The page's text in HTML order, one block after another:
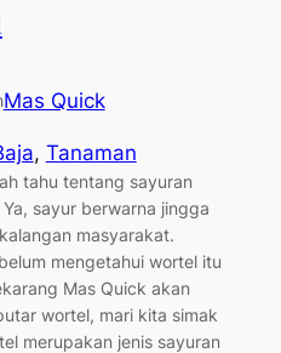
Mas Quick
, Tanaman
tahu tentang sayuran
sayur berwarna jingga
masyarakat.
mengetahui wortel itu
Mas Quick akan
wortel, mari kita simak
merupakan jenis sayuran